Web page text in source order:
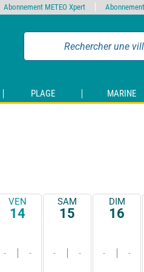
PLAGE MARINE
VEN
14
- -
SAM
15
- -
DIM
16
- -
Abonnement METEO Xpert